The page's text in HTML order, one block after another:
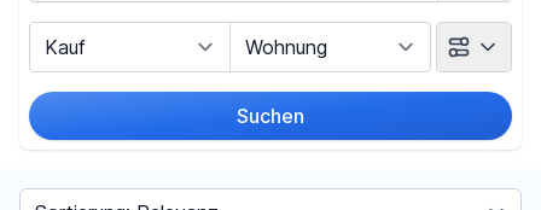
Suchen
Sortieren nach